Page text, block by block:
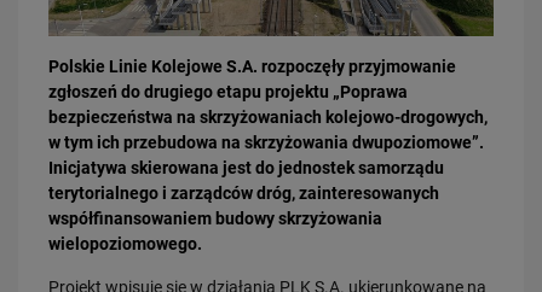
Polskie Linie Kolejowe S.A. rozpoczęły przyjmowanie
zgłoszeń do drugiego etapu projektu „Poprawa
bezpieczeństwa na skrzyżowaniach kolejowo-drogowych,
w tym ich przebudowa na skrzyżowania dwupoziomowe”.
Inicjatywa skierowana jest do jednostek samorządu
terytorialnego i zarządców dróg, zainteresowanych
współfinansowaniem budowy skrzyżowania
wielopoziomowego.
Projekt wpisuje się w działania PLK S.A. ukierunkowane na
03.08.2026
Dzięki KPO kolej zmieniła Limanową
PRZECZYTAJ